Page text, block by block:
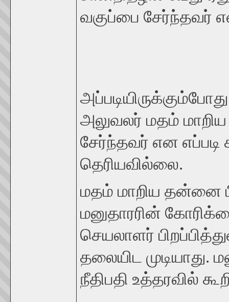
வகுப்பை சேர்ந்தவர்
அலுவலர் மதம் மாறிய
சேர்ந்தவர் என
தெரியவில்லை.
மதம் மாறிய தன்னை
மனுதாரரின்
செயலாளர்
தலையிட முடியாது.
நீதிபதி உத்தரவில்